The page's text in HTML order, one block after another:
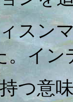
スン
。イン
つ意